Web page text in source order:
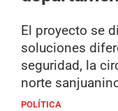
El proyecto se
soluciones
seguridad, la
norte
POLÍTICA